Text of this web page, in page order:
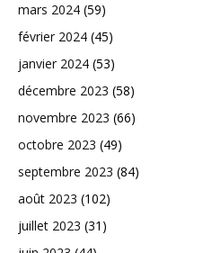
mars 2024 (59)
février 2024 (45)
janvier 2024 (53)
décembre 2023 (58)
novembre 2023 (66)
octobre 2023 (49)
septembre 2023 (84)
août 2023 (102)
juillet 2023 (31)